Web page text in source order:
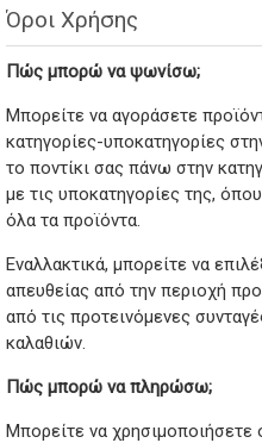
Όροι Χρήσης
Πώς μπορώ να ψωνίσω;
Mπορείτε να αγοράσετε
κατηγορίες-υποκατηγορίες
το ποντίκι σας πάνω στην
με τις υποκατηγορίες της,
όλα τα προϊόντα.
Εναλλακτικά, μπορείτε να
απευθείας από την περιοχή
από τις προτεινόμενες
καλαθιών.
Πώς μπορώ να πληρώσω;
Μπορείτε να